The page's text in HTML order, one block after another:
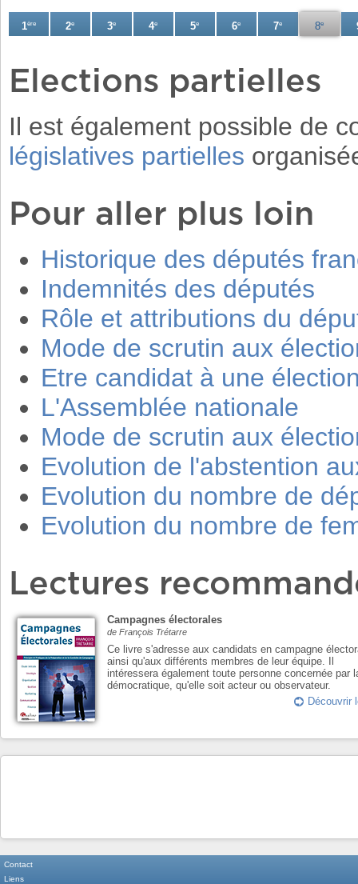
1ère 2e 3e 4e 5e 6e 7e 8e
Elections partielles
Il est également possible de
législatives partielles
Pour aller plus loin
Historique des députés
Indemnités des députés
Rôle et attributions du
Mode de scrutin aux
Etre candidat à une
L'Assemblée nationale
Mode de scrutin aux
Evolution de l'abstention
Evolution du nombre de
Evolution du nombre de
Lectures
Campagnes électorales
de François Trétarre
Ce livre s'adresse aux candidats en campagne
ainsi qu'aux différents membres de leur équipe. Il
intéressera également toute personne concernée par
démocratique, qu'elle soit acteur ou observateur.
Découvrir
Contact
Liens